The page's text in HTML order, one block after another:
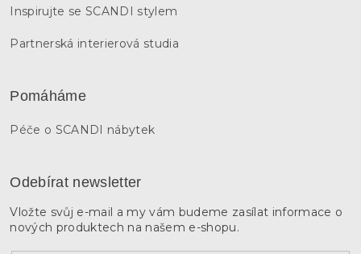
Inspirujte se SCANDI stylem
Partnerská interierová studia
Pomáháme
Péče o SCANDI nábytek
Odebírat newsletter
Vložte svůj e-mail a my vám budeme zasílat informace o
nových produktech na našem e-shopu.